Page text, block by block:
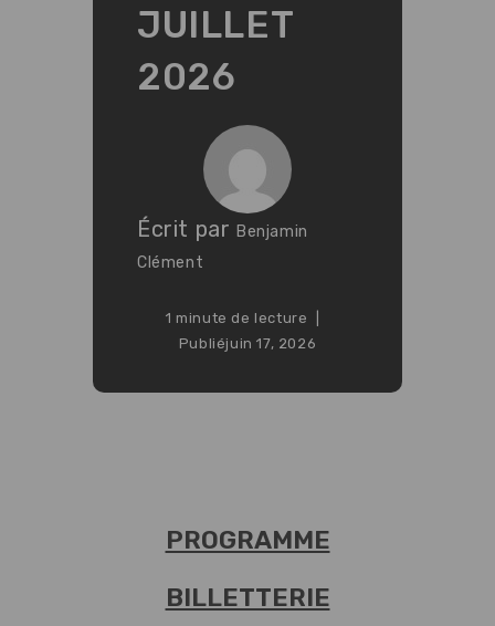
JUILLET
2026
Écrit par Benjamin
Clément
1 minute de lecture
Publiéjuin 17, 2026
PROGRAMME
BILLETTERIE